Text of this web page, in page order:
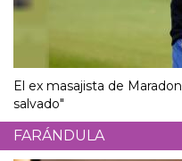
El ex masajista de
salvado"
FARÁNDULA